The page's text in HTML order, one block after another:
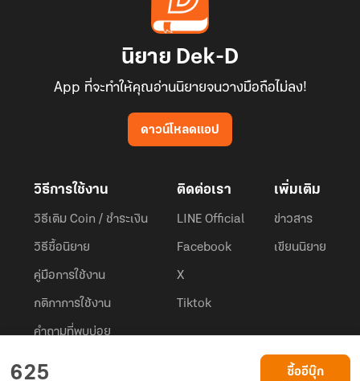
625 ซื้ออีบุ๊ก
นิยาย Dek-D
App ที่จะทำให้คุณอ่านนิยายจนวางมือถือไม่ลง!
ดาวน์โหลดแอป
วิธีการใช้งาน
วิธีเติม Coin / ชำระเงิน
วิธีซื้อนิยาย
คู่มือการใช้งาน
กติกาการใช้งาน
คำถามที่พบบ่อย
ติดต่อเรา
LINE Official
Facebook
X
Tiktok
เพิ่มเติม
ข่าวสาร
เขียนนิยาย
Dek-D.com ใช้คุกกี้เพื่อพัฒนาประสบการณ์ของ ผู้ใช้ให้ดียิ่งขึ้น
ยอมรับ